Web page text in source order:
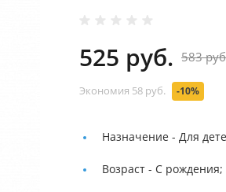
525 руб. 583
Экономия 58 руб. -10%
Назначение - Для
Возраст - С рождения;